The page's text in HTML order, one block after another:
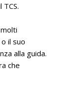
il suo
alla guida.
che